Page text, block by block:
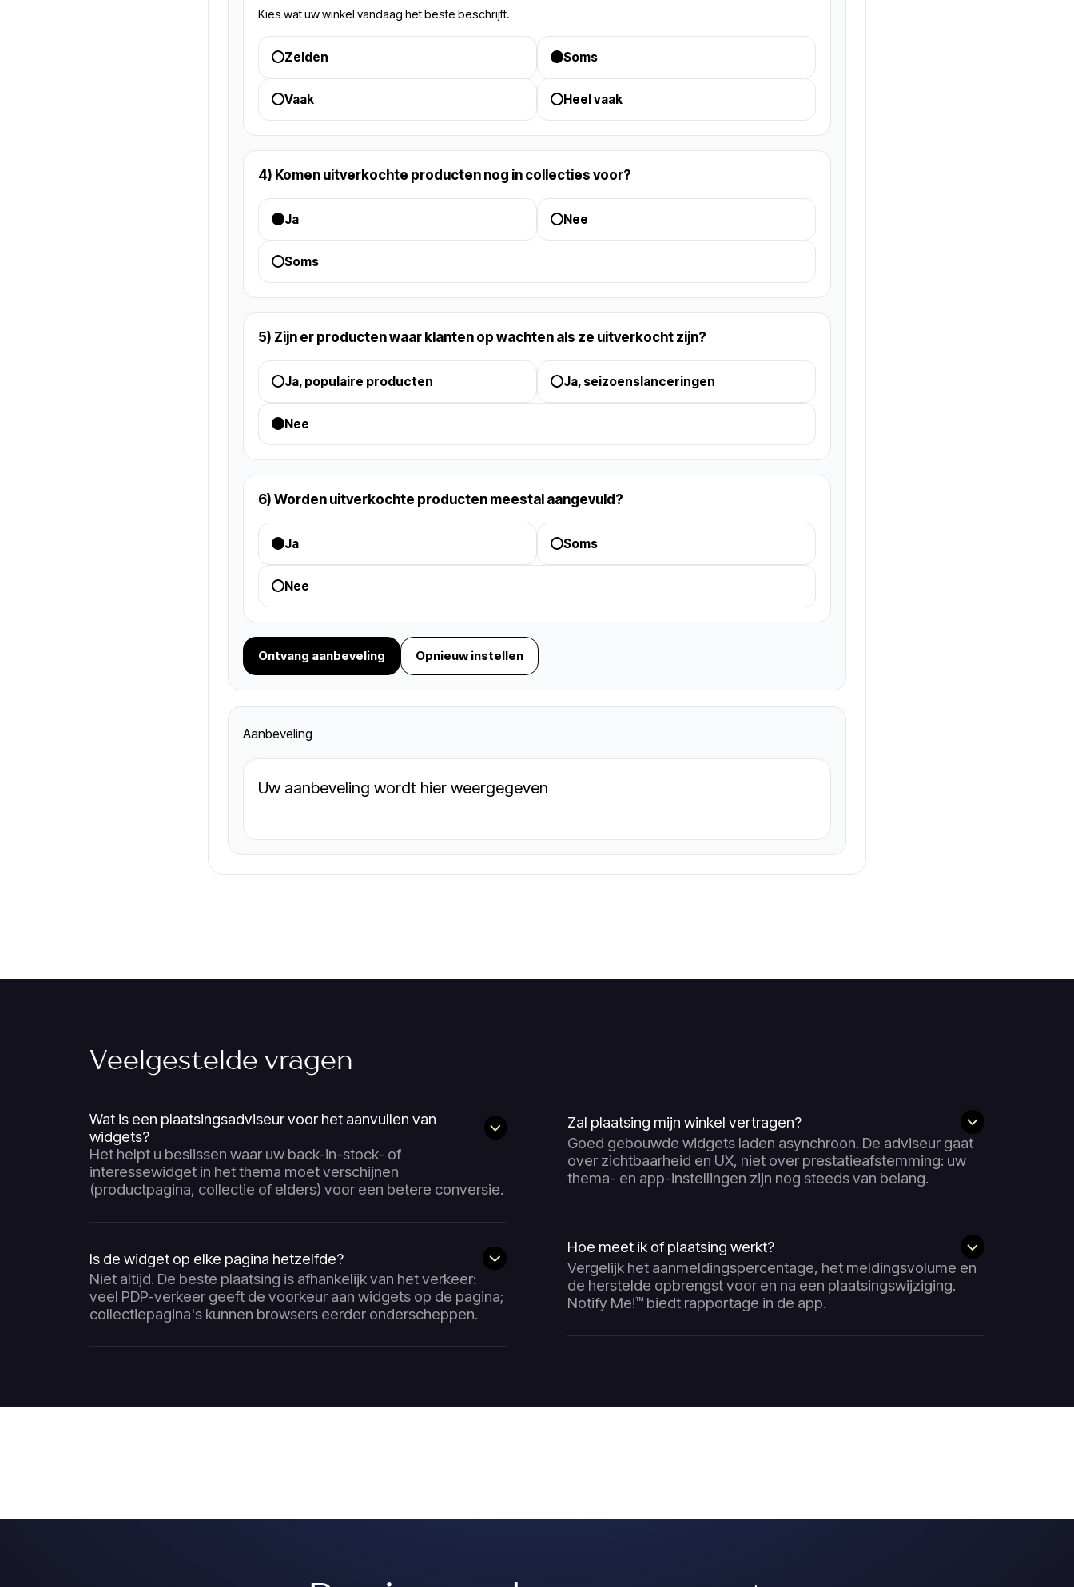
Kies wat uw winkel vandaag het beste beschrijft.
Zelden Soms
Vaak Heel vaak
4) Komen uitverkochte producten nog in collecties voor?
Ja Nee
Soms
5) Zijn er producten waar klanten op wachten als ze uitverkocht zijn?
Ja, populaire producten Ja, seizoenslanceringen
Nee
6) Worden uitverkochte producten meestal aangevuld?
Ja Soms
Nee
Ontvang aanbeveling Opnieuw instellen
Aanbeveling
Uw aanbeveling wordt hier weergegeven
Veelgestelde vragen
Wat is een plaatsingsadviseur voor het aanvullen van
widgets?
Het helpt u beslissen waar uw back-in-stock- of
interessewidget in het thema moet verschijnen
(productpagina, collectie of elders) voor een betere conversie.
Is de widget op elke pagina hetzelfde?
Niet altijd. De beste plaatsing is afhankelijk van het verkeer:
veel PDP-verkeer geeft de voorkeur aan widgets op de pagina;
collectiepagina's kunnen browsers eerder onderscheppen.
Zal plaatsing mijn winkel vertragen?
Goed gebouwde widgets laden asynchroon. De adviseur gaat
over zichtbaarheid en UX, niet over prestatieafstemming: uw
thema- en app-instellingen zijn nog steeds van belang.
Hoe meet ik of plaatsing werkt?
Vergelijk het aanmeldingspercentage, het meldingsvolume en
de herstelde opbrengst voor en na een plaatsingswijziging.
Notify Me!™ biedt rapportage in de app.